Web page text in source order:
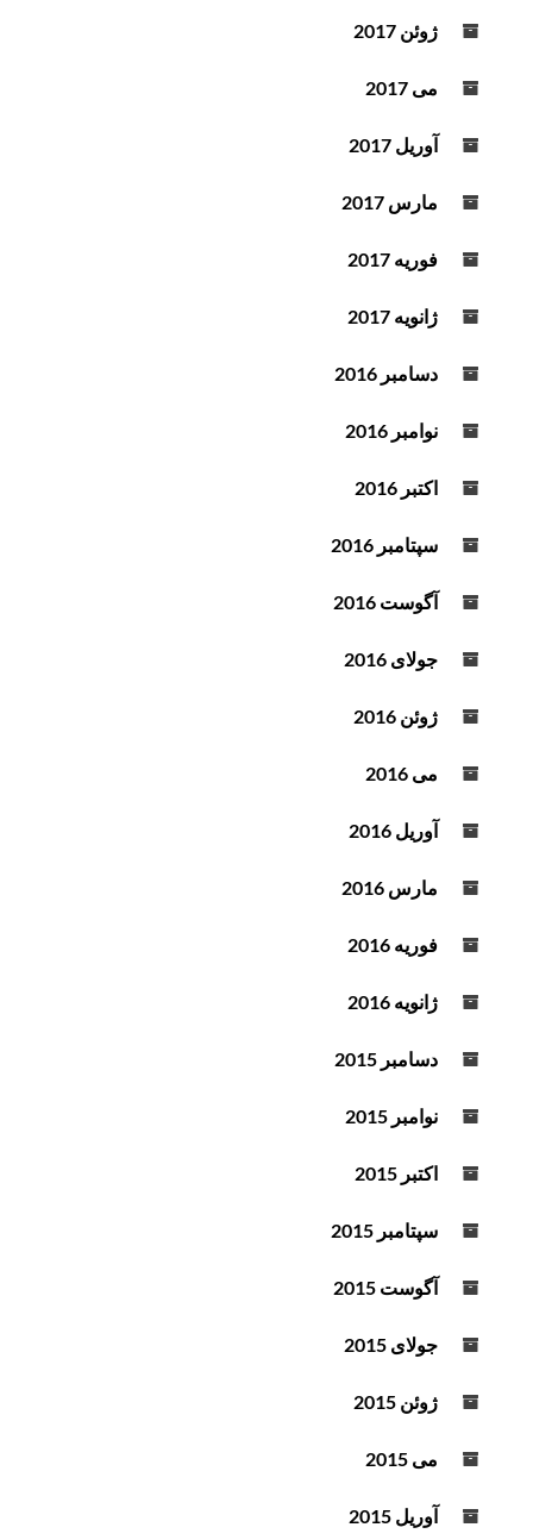
ژوئن 2017
می 2017
آوریل 2017
مارس 2017
فوریه 2017
ژانویه 2017
دسامبر 2016
نوامبر 2016
اکتبر 2016
سپتامبر 2016
آگوست 2016
جولای 2016
ژوئن 2016
می 2016
آوریل 2016
مارس 2016
فوریه 2016
ژانویه 2016
دسامبر 2015
نوامبر 2015
اکتبر 2015
سپتامبر 2015
آگوست 2015
جولای 2015
ژوئن 2015
می 2015
آوریل 2015